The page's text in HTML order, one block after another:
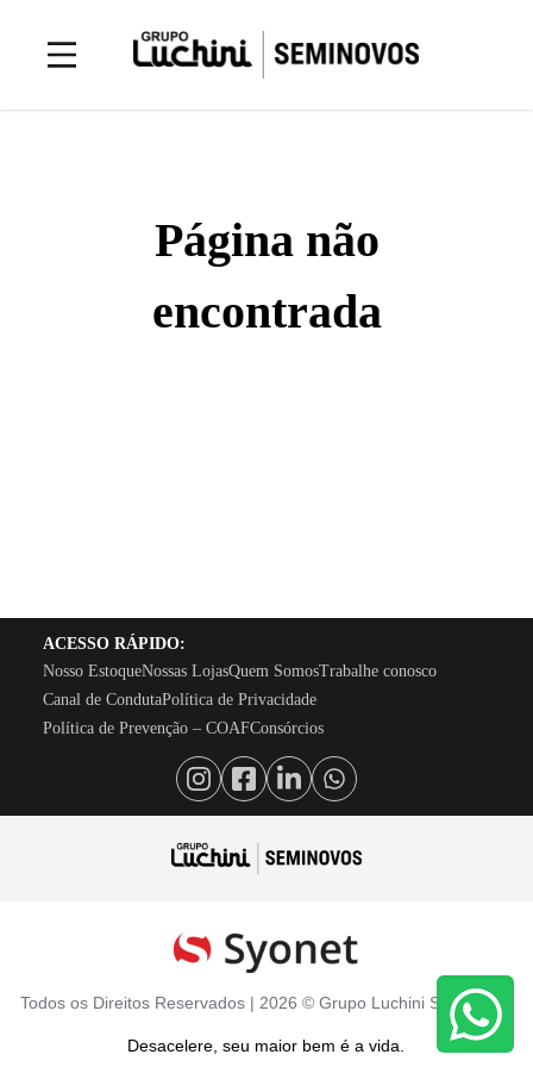
Página não
encontrada
ACESSO RÁPIDO:
Nosso EstoqueNossas LojasQuem SomosTrabalhe conosco
Canal de CondutaPolítica de Privacidade
Política de Prevenção – COAFConsórcios
Todos os Direitos Reservados | 2026 © Grupo Luchini Seminovos
Desacelere, seu maior bem é a vida.